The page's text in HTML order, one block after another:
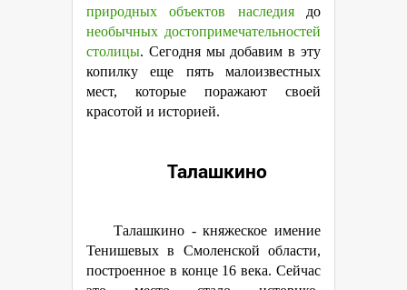
природных объектов наследиядо
необычных достопримечательностей
столицы. Сегодня мы добавим в эту
копилку еще пять малоизвестных
мест, которые поражают своей
красотой и историей.
Талашкино
Талашкино - княжеское имение
Тенишевых в Смоленской области,
построенное в конце 16 века. Сейчас